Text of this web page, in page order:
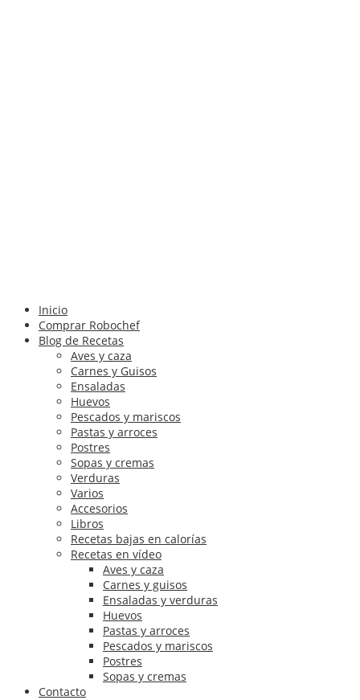
Inicio
Comprar Robochef
Blog de Recetas
Aves y caza
Carnes y Guisos
Ensaladas
Huevos
Pescados y mariscos
Pastas y arroces
Postres
Sopas y cremas
Verduras
Varios
Accesorios
Libros
Recetas bajas en calorías
Recetas en vídeo
Aves y caza
Carnes y guisos
Ensaladas y verduras
Huevos
Pastas y arroces
Pescados y mariscos
Postres
Sopas y cremas
Contacto